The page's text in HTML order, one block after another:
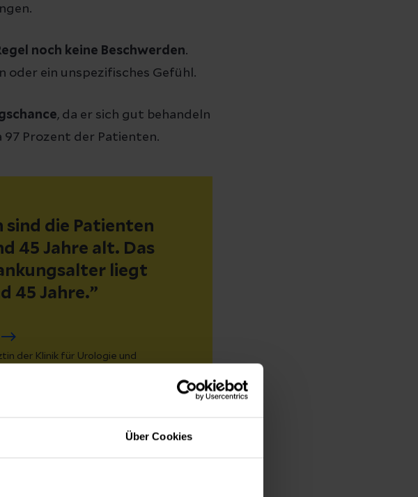
Über Cookies
noch keine Beschwerden.
oder ein unspezifisches Gefühl.
, da er sich gut behandeln
97 Prozent der Patienten.
der Klinik für Urologie und
die Patienten
45 Jahre alt. Das
liegt
45 Jahre.
Abtasten der